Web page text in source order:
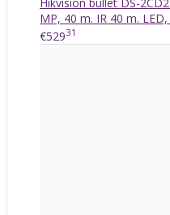
MP, 40 m. IR 40 m.
€52931